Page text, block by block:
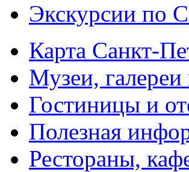
Экскурсии по
Карта Санкт-
Музеи,
Гостиницы и
Полезная
Рестораны,